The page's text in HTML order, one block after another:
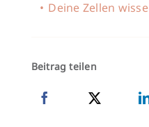
Deine Zellen
Beitrag teilen